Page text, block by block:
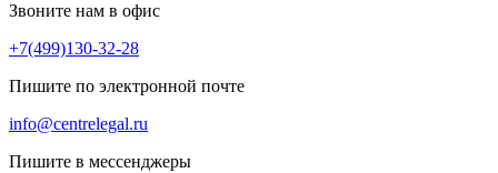
Звоните нам в офис
+7(499)130-32-28
Пишите по электронной почте
info@centrelegal.ru
Пишите в мессенджеры